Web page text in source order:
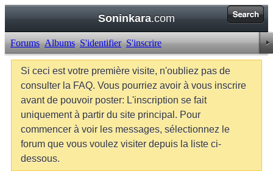
Soninkara.com
Forums Albums S'identifier S'inscrire
Si ceci est votre première visite, n'oubliez pas de
consulter la FAQ. Vous pourriez avoir à vous inscrire
avant de pouvoir poster: L'inscription se fait
uniquement à partir du site principal. Pour
commencer à voir les messages, sélectionnez le
forum que vous voulez visiter depuis la liste ci-
dessous.